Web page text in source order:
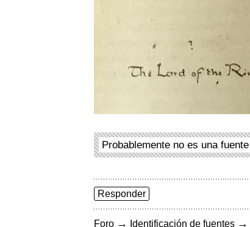
Probablemente no es una fuente
Responder
Foro → Identificación de fuentes →